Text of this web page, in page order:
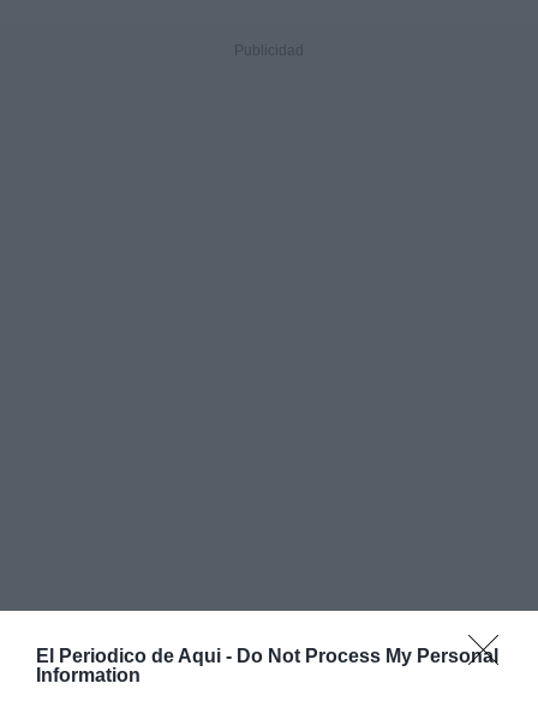
El Periodico de Aqui - Do Not Process My Personal
Information